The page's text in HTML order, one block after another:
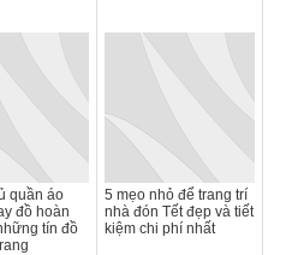
quần áo
đồ hoàn
tín đồ
5 mẹo nhỏ để trang trí
nhà đón Tết đẹp và tiết
kiệm chi phí nhất